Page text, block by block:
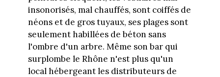
insonorisés, mal chauffés, sont coiffés de
néons et de gros tuyaux, ses plages sont
seulement habillées de béton sans
l'ombre d'un arbre. Même son bar qui
surplombe le Rhône n'est plus qu'un
local hébergeant les distributeurs de